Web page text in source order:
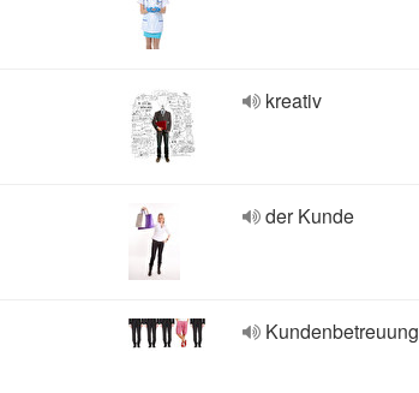
kreativ
der Kunde
Kundenbetreuung